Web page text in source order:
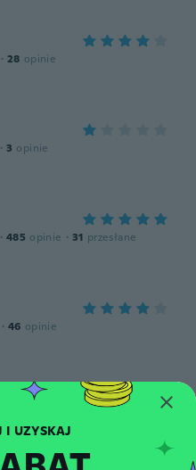
· 28 opinie
· 3 opinie
· 485 opinie · 31 przesłane
· 46 opinie